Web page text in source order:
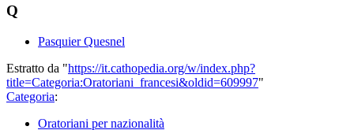
Q
Pasquier Quesnel
Estratto da "https://it.cathopedia.org/w/index.php?
title=Categoria:Oratoriani_francesi&oldid=609997"
Categoria:
Oratoriani per nazionalità